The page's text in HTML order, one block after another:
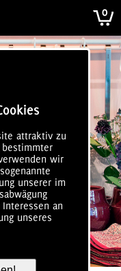
attraktiv zu
wir
unserer im
an
unseres
0